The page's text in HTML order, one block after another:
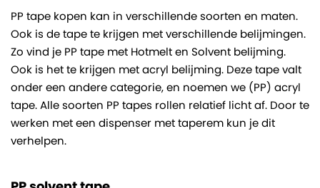
PP tape kopen kan in verschillende soorten en maten.
Ook is de tape te krijgen met verschillende belijmingen.
Zo vind je PP tape met Hotmelt en Solvent belijming.
Ook is het te krijgen met acryl belijming. Deze tape valt
onder een andere categorie, en noemen we (PP) acryl
tape. Alle soorten PP tapes rollen relatief licht af. Door te
werken met een dispenser met taperem kun je dit
verhelpen.